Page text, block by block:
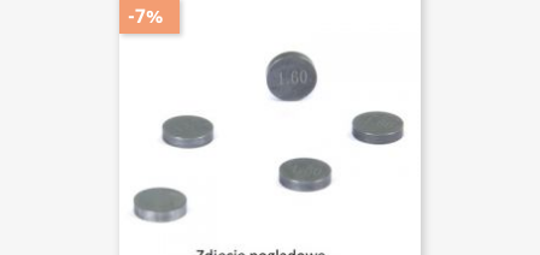
-7%